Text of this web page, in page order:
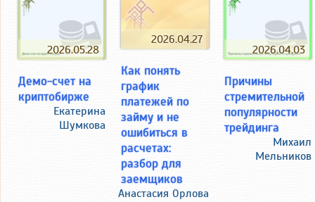
2026.05.28
Демо-счет на
криптобирже
Екатерина
Шумкова
2026.04.27
Как понять
график
платежей по
займу и не
ошибиться в
расчетах:
разбор для
заемщиков
Анастасия Орлова
2026.04.03
Причины
стремительной
популярности
трейдинга
Михаил
Мельников